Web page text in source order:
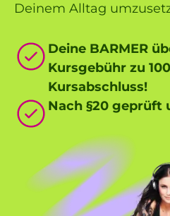
Deinem Alltag
Deine BARMER
Kursgebühr zu
Kursabschluss!
Nach §20 geprüft